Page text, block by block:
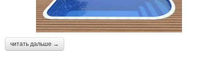
читать дальше →